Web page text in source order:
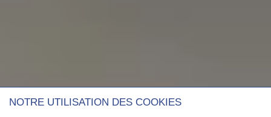
NOTRE UTILISATION DES COOKIES